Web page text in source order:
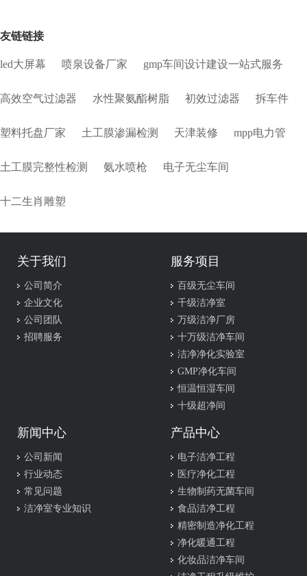
友链链接
led大屏幕 喷泉设备厂家 gmp车间设计建设一站式服务
高效空气过滤器 水性聚氨酯树脂 初效过滤器 拆车件
塑料托盘厂家 土工膜渗漏检测 天津装修 mpp电力管
土工膜完整性检测 氨水喷枪 电子无尘车间
十二生肖雕塑
关于我们
公司简介
企业文化
公司团队
招聘服务
服务项目
百级无尘车间
千级洁净室
万级洁净厂房
十万级洁净车间
洁净净化实验室
GMP净化车间
恒温恒湿车间
十级超净间
新闻中心
公司新闻
行业动态
常见问题
洁净室专业知识
产品中心
电子洁净工程
医疗净化工程
生物制药无菌车间
食品洁净工程
精密制造净化工程
净化暖通工程
化妆品洁净车间